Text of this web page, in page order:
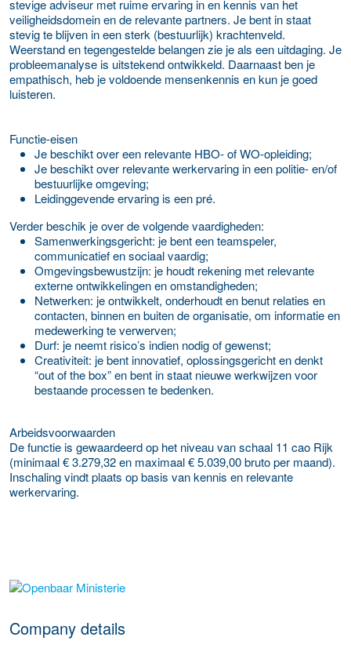
stevige adviseur met ruime ervaring in en kennis van het
veiligheidsdomein en de relevante partners. Je bent in staat
stevig te blijven in een sterk (bestuurlijk) krachtenveld.
Weerstand en tegengestelde belangen zie je als een uitdaging. Je
probleemanalyse is uitstekend ontwikkeld. Daarnaast ben je
empathisch, heb je voldoende mensenkennis en kun je goed
luisteren.
Functie-eisen
Je beschikt over een relevante HBO- of WO-opleiding;
Je beschikt over relevante werkervaring in een politie- en/of
bestuurlijke omgeving;
Leidinggevende ervaring is een pré.
Verder beschik je over de volgende vaardigheden:
Samenwerkingsgericht: je bent een teamspeler,
communicatief en sociaal vaardig;
Omgevingsbewustzijn: je houdt rekening met relevante
externe ontwikkelingen en omstandigheden;
Netwerken: je ontwikkelt, onderhoudt en benut relaties en
contacten, binnen en buiten de organisatie, om informatie en
medewerking te verwerven;
Durf: je neemt risico’s indien nodig of gewenst;
Creativiteit: je bent innovatief, oplossingsgericht en denkt
“out of the box” en bent in staat nieuwe werkwijzen voor
bestaande processen te bedenken.
Arbeidsvoorwaarden
De functie is gewaardeerd op het niveau van schaal 11 cao Rijk
(minimaal € 3.279,32 en maximaal € 5.039,00 bruto per maand).
Inschaling vindt plaats op basis van kennis en relevante
werkervaring.
More Employer Details
Company details